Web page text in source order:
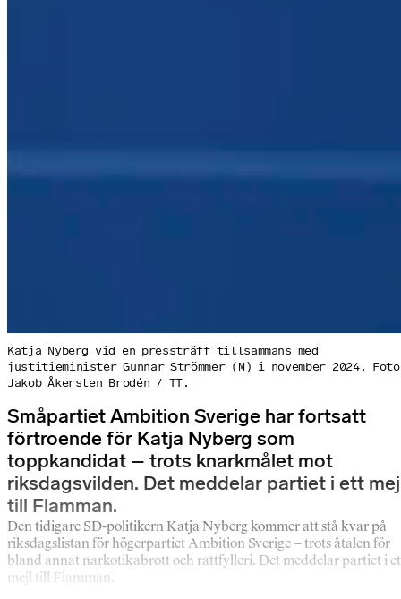
Katja Nyberg vid en pressträff tillsammans med
justitieminister Gunnar Strömmer (M) i november 2024.
Jakob Åkersten Brodén / TT.
Småpartiet Ambition Sverige har fortsatt
förtroende för Katja Nyberg som
toppkandidat – trots knarkmålet mot
riksdagsvilden. Det meddelar partiet i ett
till Flamman.
Den tidigare SD-politikern Katja Nyberg kommer att stå kvar på
riksdagslistan för högerpartiet Ambition Sverige – trots åtalen för
bland annat narkotikabrott och rattfylleri. Det meddelar partiet i
mejl till Flamman.